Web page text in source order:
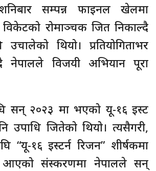
सम्पन्न फाइनल खेलमा
विकेटको रोमाञ्चक जित निकाल्दै
थियो। प्रतियोगिताभर
नेपालले विजयी अभियान पूरा
सन् २०२३ मा भएको यू-१६ इस्ट
उपाधि जितेको थियो। त्यसैगरी,
“यू-१६ इस्टर्न रिजन” शीर्षकमा
आएको संस्करणमा नेपालले सन्